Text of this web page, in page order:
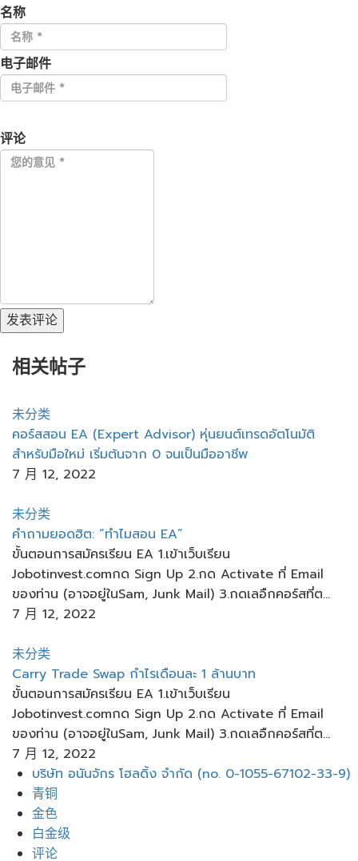
名称
电子邮件
评论
发表评论
相关帖子
未分类
คอร์สสอน EA (Expert Advisor) หุ่นยนต์เทรดอัตโนมัติ
สำหรับมือใหม่ เริ่มต้นจาก 0 จนเป็นมืออาชีพ
7 月 12, 2022
未分类
คำถามยอดฮิต: “ทำไมสอน EA”
ขั้นตอนการสมัครเรียน EA 1.เข้าเว็บเรียน
Jobotinvest.comกด Sign Up 2.กด Activate ที่ Email
ของท่าน (อาจอยู่ในSam, Junk Mail) 3.กดเลอืกคอร์สที่ต...
7 月 12, 2022
未分类
Carry Trade Swap กำไรเดือนละ 1 ล้านบาท
ขั้นตอนการสมัครเรียน EA 1.เข้าเว็บเรียน
Jobotinvest.comกด Sign Up 2.กด Activate ที่ Email
ของท่าน (อาจอยู่ในSam, Junk Mail) 3.กดเลอืกคอร์สที่ต...
7 月 12, 2022
บริษัท อนันจักร โฮลดิ้ง จำกัด (no. 0-1055-67102-33-9)
青铜
金色
白金级
评论